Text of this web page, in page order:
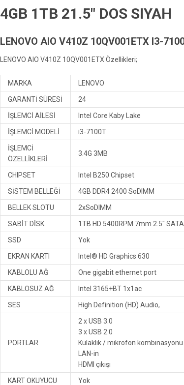
4GB 1TB 21.5″ DOS SIYAH
LENOVO AIO V410Z 10QV001ETX I3-
LENOVO AIO V410Z 10QV001ETX Özellikleri;
MARKA LENOVO
GARANTİ SÜRESİ 24
İŞLEMCİ AİLESİ Intel Core Kaby Lake
İŞLEMCİ MODELİ i3-7100T
İŞLEMCİ
ÖZELLİKLERİ
3.4G 3MB
CHIPSET Intel B250 Chipset
SİSTEM BELLEĞİ 4GB DDR4 2400 SoDIMM
BELLEK SLOTU 2xSoDIMM
SABİT DİSK 1TB HD 5400RPM 7mm 2.5″
SSD Yok
EKRAN KARTI Intel® HD Graphics 630
KABLOLU AĞ One gigabit ethernet port
KABLOSUZ AĞ Intel 3165+BT 1x1ac
SES High Definition (HD) Audio,
PORTLAR
2 x USB 3.0
3 x USB 2.0
Kulaklık / mikrofon kombinasyonu
LAN-in
HDMI çıkışı
KART OKUYUCU Yok